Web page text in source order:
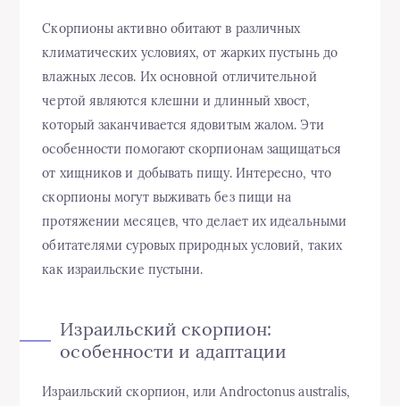
Скорпионы активно обитают в различных
климатических условиях, от жарких пустынь до
влажных лесов. Их основной отличительной
чертой являются клешни и длинный хвост,
который заканчивается ядовитым жалом. Эти
особенности помогают скорпионам защищаться
от хищников и добывать пищу. Интересно, что
скорпионы могут выживать без пищи на
протяжении месяцев, что делает их идеальными
обитателями суровых природных условий, таких
как израильские пустыни.
Израильский скорпион:
особенности и адаптации
Израильский скорпион, или Androctonus australis,